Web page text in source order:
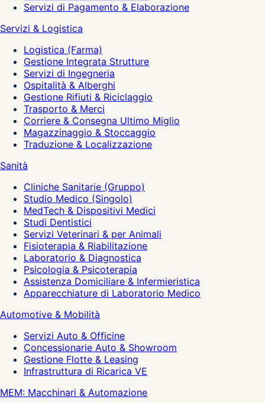
Servizi di Pagamento & Elaborazione
Servizi & Logistica
Logistica (Farma)
Gestione Integrata Strutture
Servizi di Ingegneria
Ospitalità & Alberghi
Gestione Rifiuti & Riciclaggio
Trasporto & Merci
Corriere & Consegna Ultimo Miglio
Magazzinaggio & Stoccaggio
Traduzione & Localizzazione
Sanità
Cliniche Sanitarie (Gruppo)
Studio Medico (Singolo)
MedTech & Dispositivi Medici
Studi Dentistici
Servizi Veterinari & per Animali
Fisioterapia & Riabilitazione
Laboratorio & Diagnostica
Psicologia & Psicoterapia
Assistenza Domiciliare & Infermieristica
Apparecchiature di Laboratorio Medico
Automotive & Mobilità
Servizi Auto & Officine
Concessionarie Auto & Showroom
Gestione Flotte & Leasing
Infrastruttura di Ricarica VE
MEM: Macchinari & Automazione